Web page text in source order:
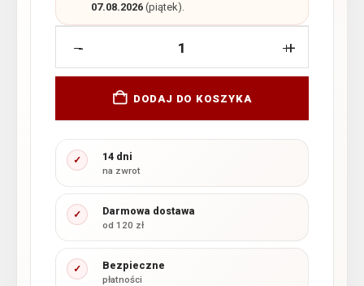
07.08.2026(piątek).
- +
DODAJ DO KOSZYKA
✓ 14 dni
na zwrot
✓ Darmowa dostawa
od 120 zł
✓ Bezpieczne
płatności